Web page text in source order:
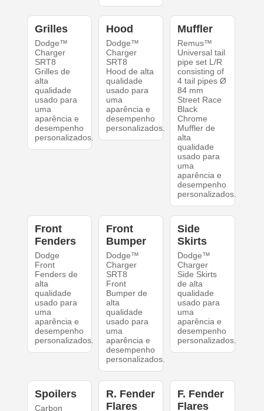
Grilles
Dodge™
Charger
SRT8
Grilles de
alta
qualidade
usado para
uma
aparência e
desempenho
personalizados.
Hood
Dodge™
Charger
SRT8
Hood de alta
qualidade
usado para
uma
aparência e
desempenho
personalizados.
Muffler
Remus™
Universal tail
pipe set L/R
consisting of
4 tail pipes Ø
84 mm
Street Race
Black
Chrome
Muffler de
alta
qualidade
usado para
uma
aparência e
desempenho
personalizados.
Front
Fenders
Dodge
Front
Fenders de
alta
qualidade
usado para
uma
aparência e
desempenho
personalizados.
Front
Bumper
Dodge™
Charger
SRT8
Front
Bumper de
alta
qualidade
usado para
uma
aparência e
desempenho
personalizados.
Side
Skirts
Dodge™
Charger
Side Skirts
de alta
qualidade
usado para
uma
aparência e
desempenho
personalizados.
Spoilers
Carbon
R. Fender
Flares
F. Fender
Flares